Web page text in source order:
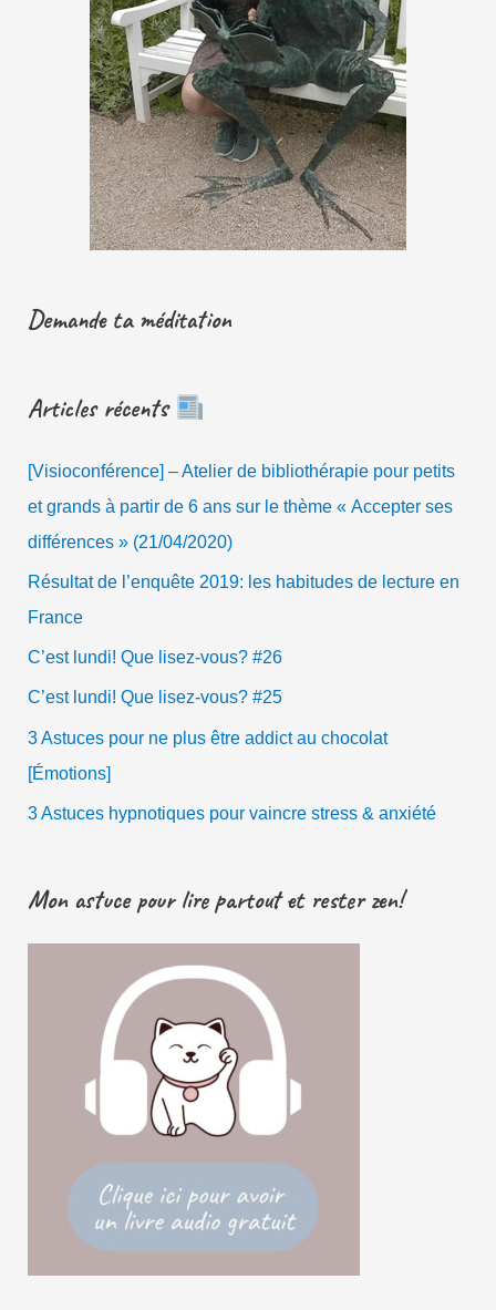
Demande ta méditation
Articles récents
[Visioconférence] – Atelier de bibliothérapie pour petits
et grands à partir de 6 ans sur le thème « Accepter ses
différences » (21/04/2020)
Résultat de l’enquête 2019: les habitudes de lecture en
France
C’est lundi! Que lisez-vous? #26
C’est lundi! Que lisez-vous? #25
3 Astuces pour ne plus être addict au chocolat
[Émotions]
3 Astuces hypnotiques pour vaincre stress & anxiété
Mon astuce pour lire partout et rester zen!